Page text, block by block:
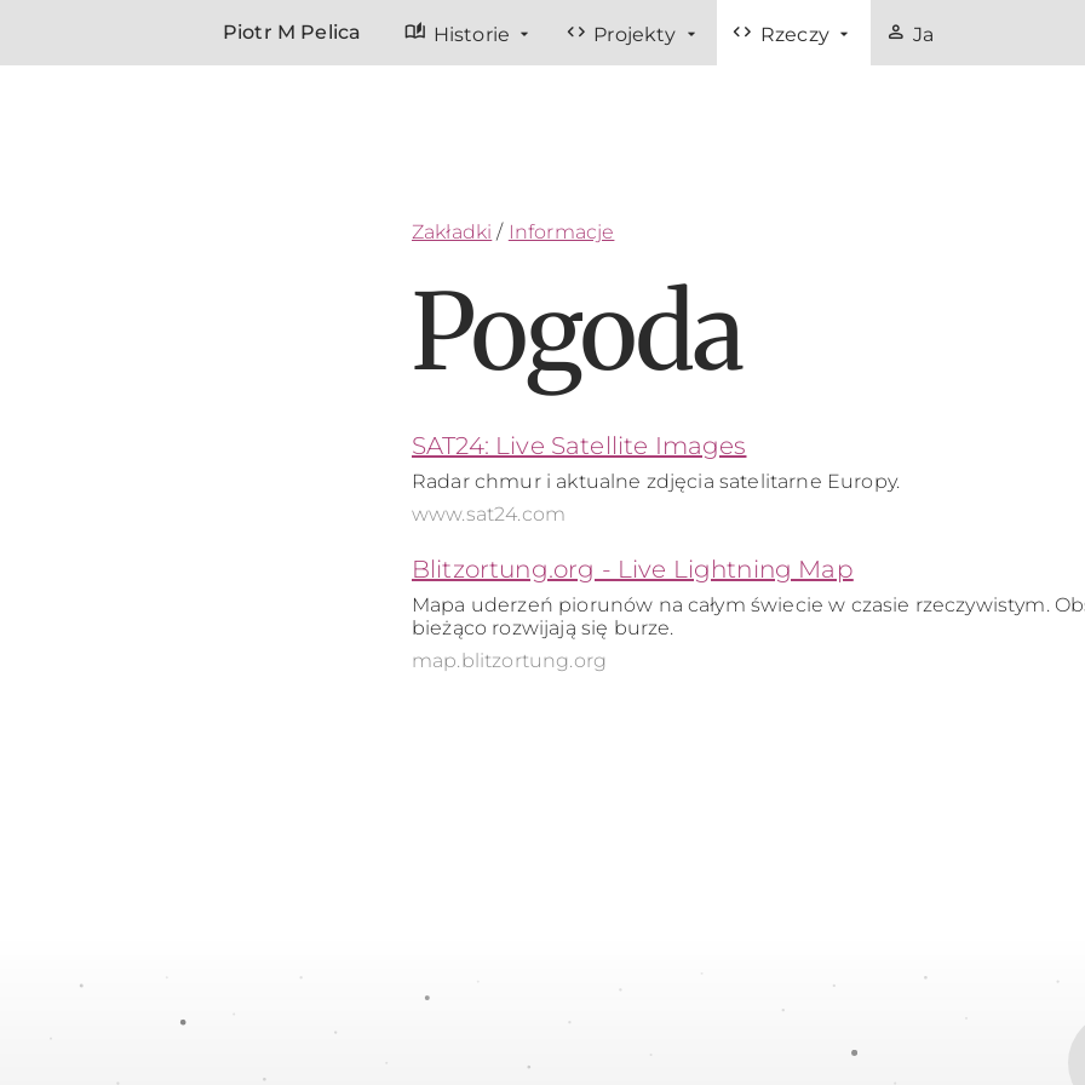
Piotr M Pelica auto_stories Historie code Projekty code Rzeczy person Ja
Zakładki / Informacje
Pogoda
SAT24: Live Satellite Images
Radar chmur i aktualne zdjęcia satelitarne Europy.
www.sat24.com
Blitzortung.org - Live Lightning Map
Mapa uderzeń piorunów na całym świecie w czasie rzeczywistym.
bieżąco rozwijają się burze.
map.blitzortung.org